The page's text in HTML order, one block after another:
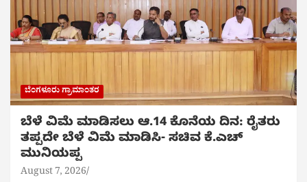
ಬೆಂಗಳೂರು ಗ್ರಾಮಾಂತರ
ಬೆಳೆ ವಿಮೆ ಮಾಡಿಸಲು ಆ.14 ಕೊನೆಯ ದಿನ: ರೈತರು
ತಪ್ಪದೇ ಬೆಳೆ ವಿಮೆ ಮಾಡಿಸಿ- ಸಚಿವ ಕೆ.ಎಚ್
ಮುನಿಯಪ್ಪ
August 7, 2026